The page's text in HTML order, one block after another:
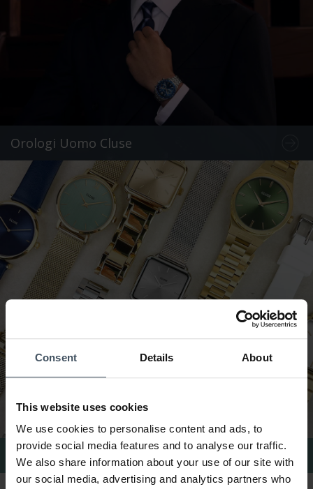
Consent Details About
This website uses cookies
We use cookies to personalise content and ads, to
provide social media features and to analyse our traffic.
We also share information about your use of our site with
our social media, advertising and analytics partners who
Orologi Uomo Cluse
Cinturini Cluse